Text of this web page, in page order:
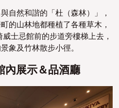
自然和諧的「杜（森林）」，
的山林地都種植了各種草木，
士忌館前的步道旁樓梯上去，
象及竹林散步小徑。
內展示＆品酒廳